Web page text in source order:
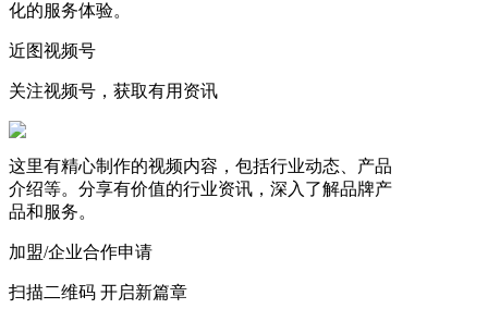
化的服务体验。
近图视频号
关注视频号，获取有用资讯
这里有精心制作的视频内容，包括行业动态、产品
介绍等。分享有价值的行业资讯，深入了解品牌产
品和服务。
加盟/企业合作申请
扫描二维码 开启新篇章